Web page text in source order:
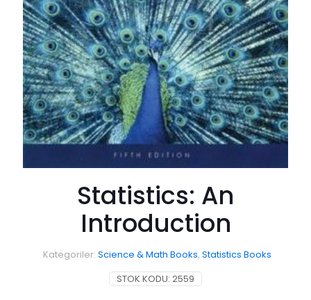
Statistics: An
Introduction
STOK KODU: 2559
Kategoriler: Science & Math Books, Statistics Books